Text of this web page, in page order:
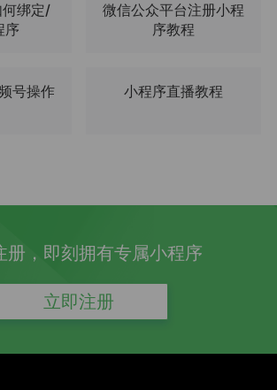
绑定/
序
微信公众平台注册小程
序教程
号操作
小程序直播教程
册，即刻拥有专属小程序
立即注册